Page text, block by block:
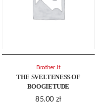
THE SVELTENESS OF
BOOGIETUDE
85.00 zł
Brother Jt